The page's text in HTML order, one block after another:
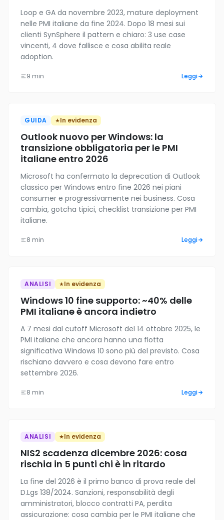
Loop e GA da novembre 2023, mature deployment
nelle PMI italiane da fine 2024. Dopo 18 mesi sui
clienti SynSphere il pattern e chiaro: 3 use case
vincenti, 4 dove fallisce e cosa abilita reale
adoption.
9 min Leggi
GUIDA In evidenza
Outlook nuovo per Windows: la
transizione obbligatoria per le PMI
italiane entro 2026
Microsoft ha confermato la deprecation di Outlook
classico per Windows entro fine 2026 nei piani
consumer e progressivamente nei business. Cosa
cambia, gotcha tipici, checklist transizione per PMI
italiane.
8 min Leggi
ANALISI In evidenza
Windows 10 fine supporto: ~40% delle
PMI italiane è ancora indietro
A 7 mesi dal cutoff Microsoft del 14 ottobre 2025, le
PMI italiane che ancora hanno una flotta
significativa Windows 10 sono più del previsto. Cosa
rischiano davvero e cosa devono fare entro
settembre 2026.
8 min Leggi
ANALISI In evidenza
NIS2 scadenza dicembre 2026: cosa
rischia in 5 punti chi è in ritardo
La fine del 2026 è il primo banco di prova reale del
D.Lgs 138/2024. Sanzioni, responsabilità degli
amministratori, blocco contratti PA, perdita
assicurazione: cosa cambia per le PMI italiane che